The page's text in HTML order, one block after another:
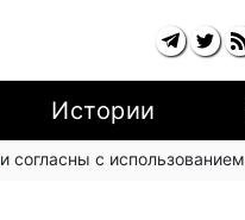
Истории
и согласны с